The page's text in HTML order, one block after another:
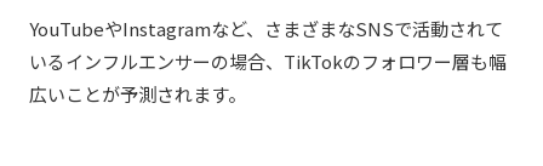
YouTubeやInstagramなど、さまざまなSNSで活動されて
いるインフルエンサーの場合、TikTokのフォロワー層も幅
広いことが予測されます。